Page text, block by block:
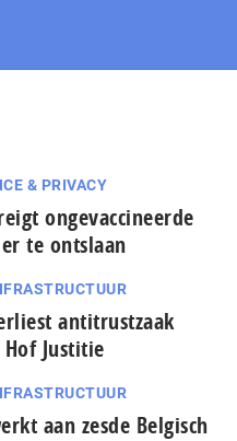
& PRIVACY
ongevaccineerde
te ontslaan
antitrustzaak
Hof Justitie
aan zesde Belgisch